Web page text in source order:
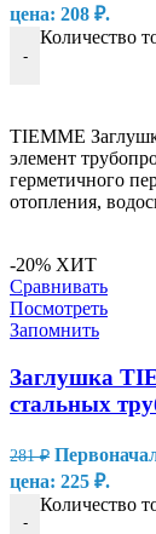
цена: 208 ₽.
-
Количество
TIEMME
элемент
герметичного
отопления,
-20% ХИТ
Сравнивать
Посмотреть
Запомнить
Заглушка
стальных
281₽
цена: 225 ₽.
-
Количество